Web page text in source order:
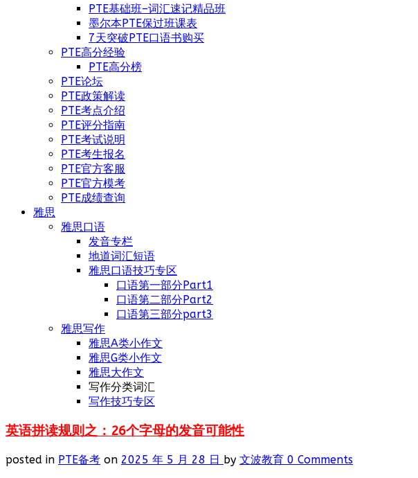
PTE基础班–词汇速记精品班
墨尔本PTE保过班课表
7天突破PTE口语书购买
PTE高分经验
PTE高分榜
PTE论坛
PTE政策解读
PTE考点介绍
PTE评分指南
PTE考试说明
PTE考生报名
PTE官方客服
PTE官方模考
PTE成绩查询
雅思
雅思口语
发音专栏
地道词汇短语
雅思口语技巧专区
口语第一部分Part1
口语第二部分Part2
口语第三部分part3
雅思写作
雅思A类小作文
雅思G类小作文
雅思大作文
写作分类词汇
写作技巧专区
英语拼读规则之：26个字母的发音可能性
posted in PTE备考 on 2025 年 5 月 28 日 by 文波教育 0 Comments